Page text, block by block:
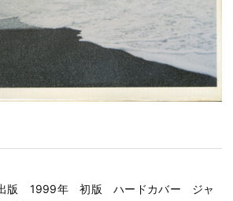
版 1999年 初版 ハードカバー ジャ